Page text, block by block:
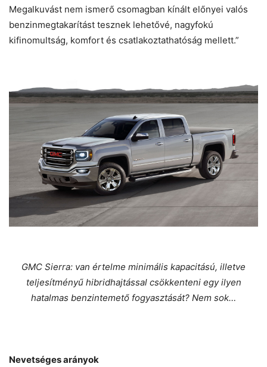
Megalkuvást nem ismerő csomagban kínált előnyei valós
benzinmegtakarítást tesznek lehetővé, nagyfokú
kifinomultság, komfort és csatlakoztathatóság mellett.”
GMC Sierra: van értelme minimális kapacitású, illetve
teljesítményű hibridhajtással csökkenteni egy ilyen
hatalmas benzintemető fogyasztását? Nem sok…
Nevetséges arányok